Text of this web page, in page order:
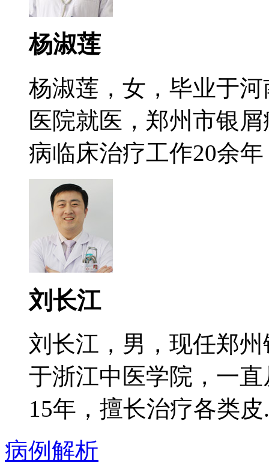
杨淑莲
杨淑莲，女，毕业于
医院就医，郑州市银
病临床治疗工作20余
刘长江
刘长江，男，现任郑
于浙江中医学院，一
15年，擅长治疗各类皮
病例解析